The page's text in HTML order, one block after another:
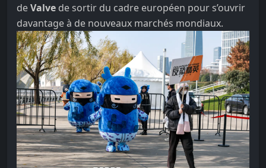
deValve de sortir du cadre européen pour s’ouvrir
davantage à de nouveaux marchés mondiaux.